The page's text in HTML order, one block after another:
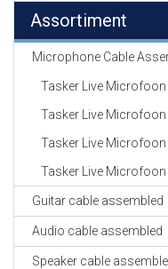
Assortiment
Microphone Cable
Tasker Live Microfoon
Tasker Live
Tasker Live
Tasker Live
Guitar cable assembled
Audio cable assembled
Speaker cable